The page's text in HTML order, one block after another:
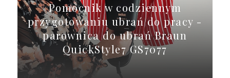
Pomocnik w codziennym
przygotowaniu ubrań do pracy -
parownica do ubrań Braun
QuickStyle7 GS7077